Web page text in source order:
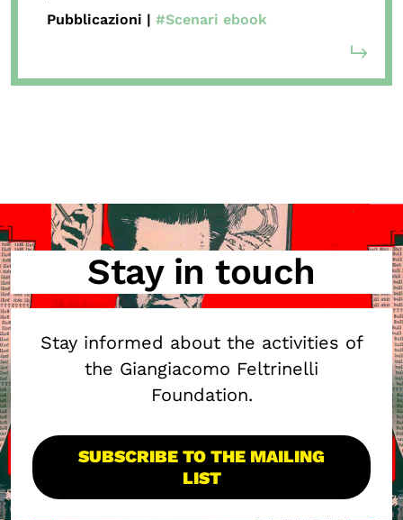
Pubblicazioni | #Scenari ebook
Stay in touch
Stay informed about the activities of
the Giangiacomo Feltrinelli
Foundation.
SUBSCRIBE TO THE MAILING
LIST